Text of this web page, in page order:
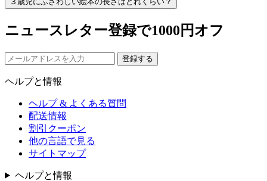
ニュースレター登録で1000円オフ
登録する
ヘルプと情報
ヘルプ & よくある質問
配送情報
割引クーポン
他の言語で見る
サイトマップ
ヘルプと情報